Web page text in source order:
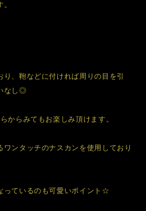
、鞄などに付ければ周りの目を引
なし◎
からみてもお楽しみ頂けます。
ンタッチのナスカンを使用しており
っているのも可愛いポイント☆